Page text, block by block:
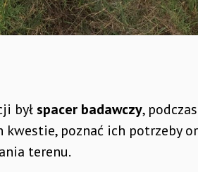
był spacer badawczy,
poznać ich potrzeby
terenu.